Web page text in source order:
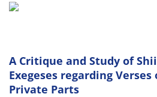
A Critique and Study of
Exegeses regarding
Private Parts